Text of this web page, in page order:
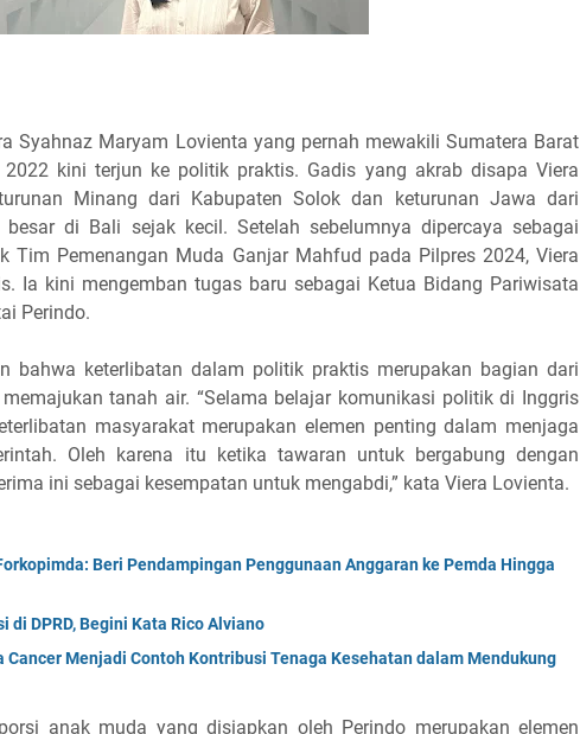
Syahnaz Maryam Lovienta yang pernah mewakili Sumatera Barat
kini terjun ke politik praktis. Gadis yang akrab disapa Viera
Minang dari Kabupaten Solok dan keturunan Jawa dari
besar di Bali sejak kecil. Setelah sebelumnya dipercaya sebagai
Tim Pemenangan Muda Ganjar Mahfud pada Pilpres 2024, Viera
Ia kini mengemban tugas baru sebagai Ketua Bidang Pariwisata
Perindo.
bahwa keterlibatan dalam politik praktis merupakan bagian dari
tanah air. “Selama belajar komunikasi politik di Inggris
masyarakat merupakan elemen penting dalam menjaga
Oleh karena itu ketika tawaran untuk bergabung dengan
ini sebagai kesempatan untuk mengabdi,” kata Viera Lovienta.
Beri Pendampingan Penggunaan Anggaran ke Pemda Hingga
di DPRD, Begini Kata Rico Alviano
Cancer Menjadi Contoh Kontribusi Tenaga Kesehatan dalam Mendukung
anak muda yang disiapkan oleh Perindo merupakan elemen